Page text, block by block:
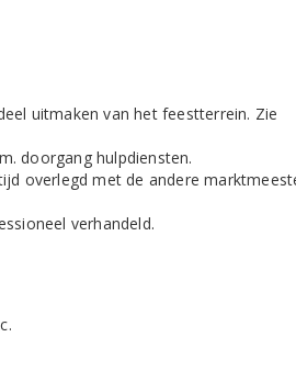
uitmaken van het feestterrein. Zie
doorgang hulpdiensten.
overlegd met de andere
verhandeld.